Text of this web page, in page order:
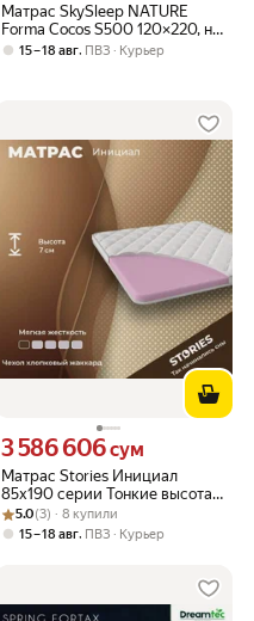
Матрас SkySleep NATURE
Forma Cocos S500 120×220, на
независимых пружинах,
15 – 18 авг, ПВЗ Курьер
Матрас Stories Инициал
85х190 серии Тонкие высота 7
см анатомический средней
жесткости мягкий
Цена 3586606 сум вместо
3 586 606сум
Рейтинг товара: 5.0 из 5
Оценок: (3) · 8 купили
5.0(3) · 8 купили
15 – 18 авг, ПВЗ Курьер